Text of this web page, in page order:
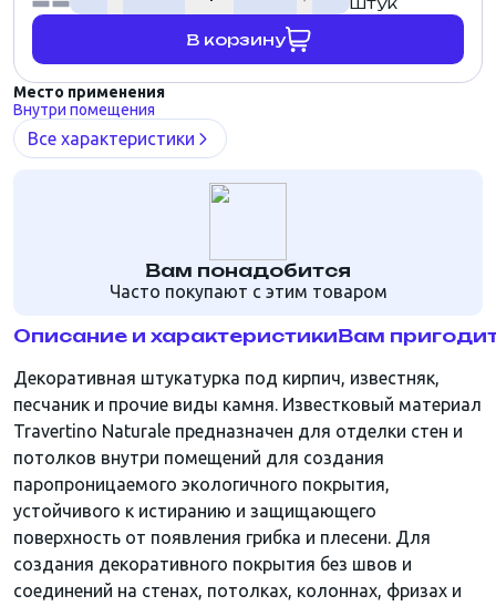
Место применения
Внутри помещения
Все характеристики
Вам понадобится
Часто покупают с этим товаром
В корзину
Описание и характеристикиВам
Декоративная штукатурка под кирпич, известняк,
песчаник и прочие виды камня. Известковый материал
Travertino Naturale предназначен для отделки стен и
потолков внутри помещений для создания
паропроницаемого экологичного покрытия,
устойчивого к истиранию и защищающего
поверхность от появления грибка и плесени. Для
создания декоративного покрытия без швов и
соединений на стенах, потолках, колоннах, фризах и